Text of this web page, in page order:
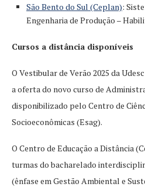
São Bento do Sul (Ceplan):
Engenharia de Produção –
Cursos a distância disponíveis
O Vestibular de Verão 2025 da
a oferta do novo curso de
disponibilizado pelo Centro de
Socioeconômicas (Esag).
O Centro de Educação a Distância
turmas do bacharelado
(ênfase em Gestão Ambiental e